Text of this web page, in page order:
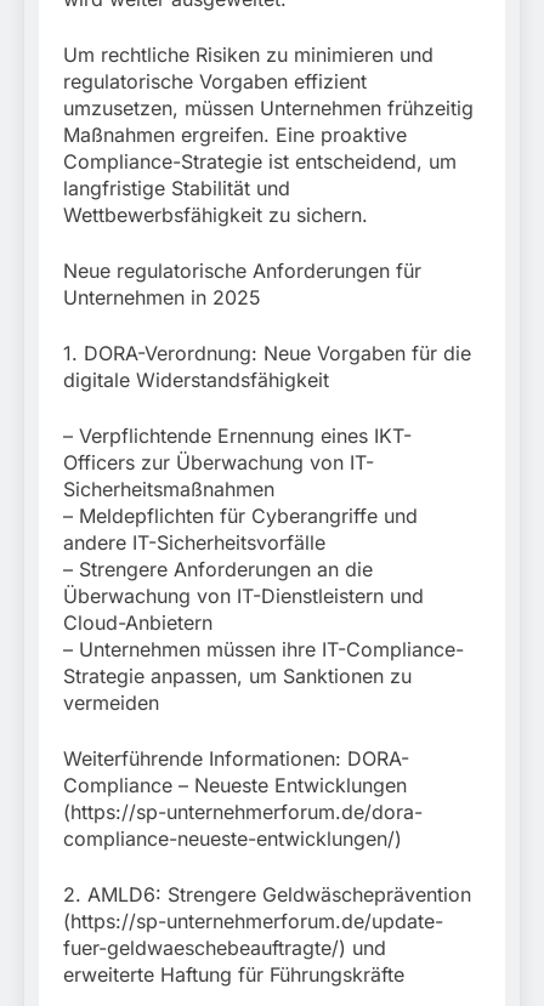
Bahnübergang in Aubing
/ Bundespolizei ermittelt
wegen gefährlichen
Eingriffs in den
Bahnverkehr
Um rechtliche Risiken zu minimieren und
regulatorische Vorgaben effizient
umzusetzen, müssen Unternehmen frühzeitig
Maßnahmen ergreifen. Eine proaktive
Compliance-Strategie ist entscheidend, um
langfristige Stabilität und
Wettbewerbsfähigkeit zu sichern.
Neue regulatorische Anforderungen für
Unternehmen in 2025
1. DORA-Verordnung: Neue Vorgaben für die
digitale Widerstandsfähigkeit
– Verpflichtende Ernennung eines IKT-
Officers zur Überwachung von IT-
Sicherheitsmaßnahmen
– Meldepflichten für Cyberangriffe und
andere IT-Sicherheitsvorfälle
– Strengere Anforderungen an die
Überwachung von IT-Dienstleistern und
Cloud-Anbietern
– Unternehmen müssen ihre IT-Compliance-
Strategie anpassen, um Sanktionen zu
vermeiden
Weiterführende Informationen: DORA-
Compliance – Neueste Entwicklungen
(https://sp-unternehmerforum.de/dora-
compliance-neueste-entwicklungen/)
2. AMLD6: Strengere Geldwäscheprävention
(https://sp-unternehmerforum.de/update-
fuer-geldwaeschebeauftragte/) und
erweiterte Haftung für Führungskräfte